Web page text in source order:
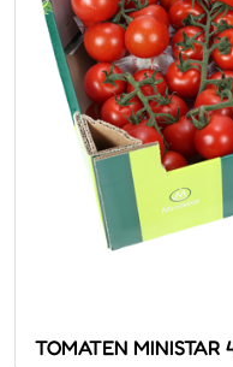
TOMATEN MINISTAR